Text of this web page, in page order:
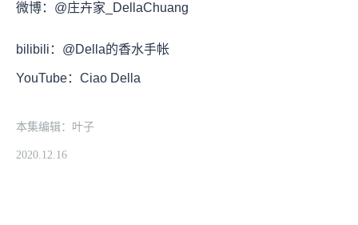
微博：@庄卉家_DellaChuang
bilibili：@Della的香水手帐
YouTube：Ciao Della
本集编辑：叶子
2020.12.16